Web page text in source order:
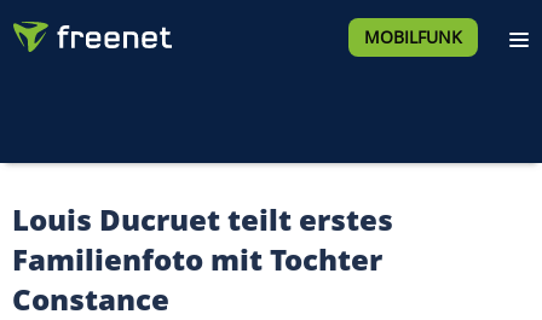
MOBILFUNK
Louis Ducruet teilt erstes
Familienfoto mit Tochter
Constance